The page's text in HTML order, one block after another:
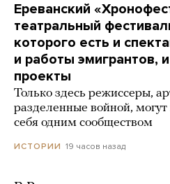
Ереванский
театральный
которого есть и
и работы эмигрантов,
проекты
Только здесь режиссеры,
разделенные войной, могут
себя одним сообществом
ИСТОРИИ 19 часов назад